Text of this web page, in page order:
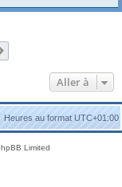
Aller à
Heures au formatUTC+01:00
Limited